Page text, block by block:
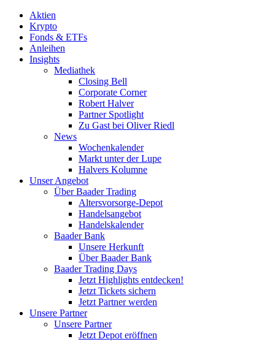
Aktien
Krypto
Fonds & ETFs
Anleihen
Insights
Mediathek
Closing Bell
Corporate Corner
Robert Halver
Partner Spotlight
Zu Gast bei Oliver Riedl
News
Wochenkalender
Markt unter der Lupe
Halvers Kolumne
Unser Angebot
Über Baader Trading
Altersvorsorge-Depot
Handelsangebot
Handelskalender
Baader Bank
Unsere Herkunft
Über Baader Bank
Baader Trading Days
Jetzt Highlights entdecken!
Jetzt Tickets sichern
Jetzt Partner werden
Unsere Partner
Unsere Partner
Jetzt Depot eröffnen